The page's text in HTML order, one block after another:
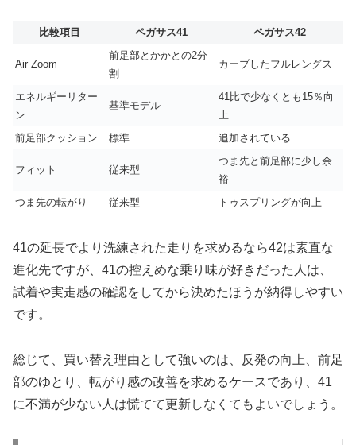
比較項目 ペガサス41 ペガサス42
Air Zoom
前足部とかかとの2分
割
カーブしたフルレングス
エネルギーリター
ン
基準モデル
41比で少なくとも15％向
上
前足部クッション
標準 追加されている
フィット 従来型
つま先と前足部に少し余
裕
つま先の転がり
従来型 トゥスプリングが向上
41の延長でより洗練された走りを求めるなら42は素直な
進化先ですが、41の控えめな乗り味が好きだった人は、
試着や実走感の確認をしてから決めたほうが納得しやすい
です。
総じて、買い替え理由として強いのは、反発の向上、前足
部のゆとり、転がり感の改善を求めるケースであり、41
に不満が少ない人は慌てて更新しなくてもよいでしょう。